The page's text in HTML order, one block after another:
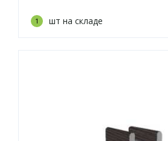
1 шт на складе